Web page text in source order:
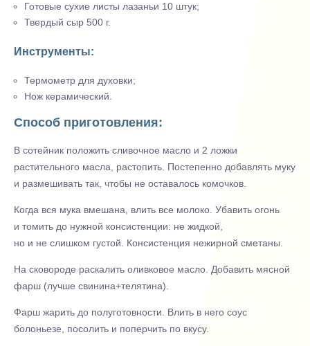
Готовые сухие листы лазаньи 10 штук;
Твердый сыр 500 г.
Инструменты:
Термометр для духовки;
Нож керамический.
Способ приготовления:
В сотейник положить сливочное масло и 2 ложки
растительного масла, растопить. Постепенно добавлять муку
и размешивать так, чтобы не оставалось комочков.
Когда вся мука вмешана, влить все молоко. Убавить огонь
и томить до нужной консистенции: не жидкой,
но и не слишком густой. Консистенция нежирной сметаны.
На сковороде раскалить оливковое масло. Добавить мясной
фарш (лучше свинина+телятина).
Фарш жарить до полуготовности. Влить в него соус
болоньезе, посолить и поперчить по вкусу.